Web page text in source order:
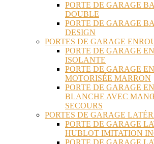
PORTE DE GARAGE
DOUBLE
PORTE DE GARAGE
DESIGN
PORTES DE GARAGE
PORTE DE GARAGE
ISOLANTE
PORTE DE GARAGE
MOTORISÉE MARRON
PORTE DE GARAGE
BLANCHE AVEC
SECOURS
PORTES DE GARAGE
PORTE DE GARAGE
HUBLOT IMITATION
PORTE DE GARAGE